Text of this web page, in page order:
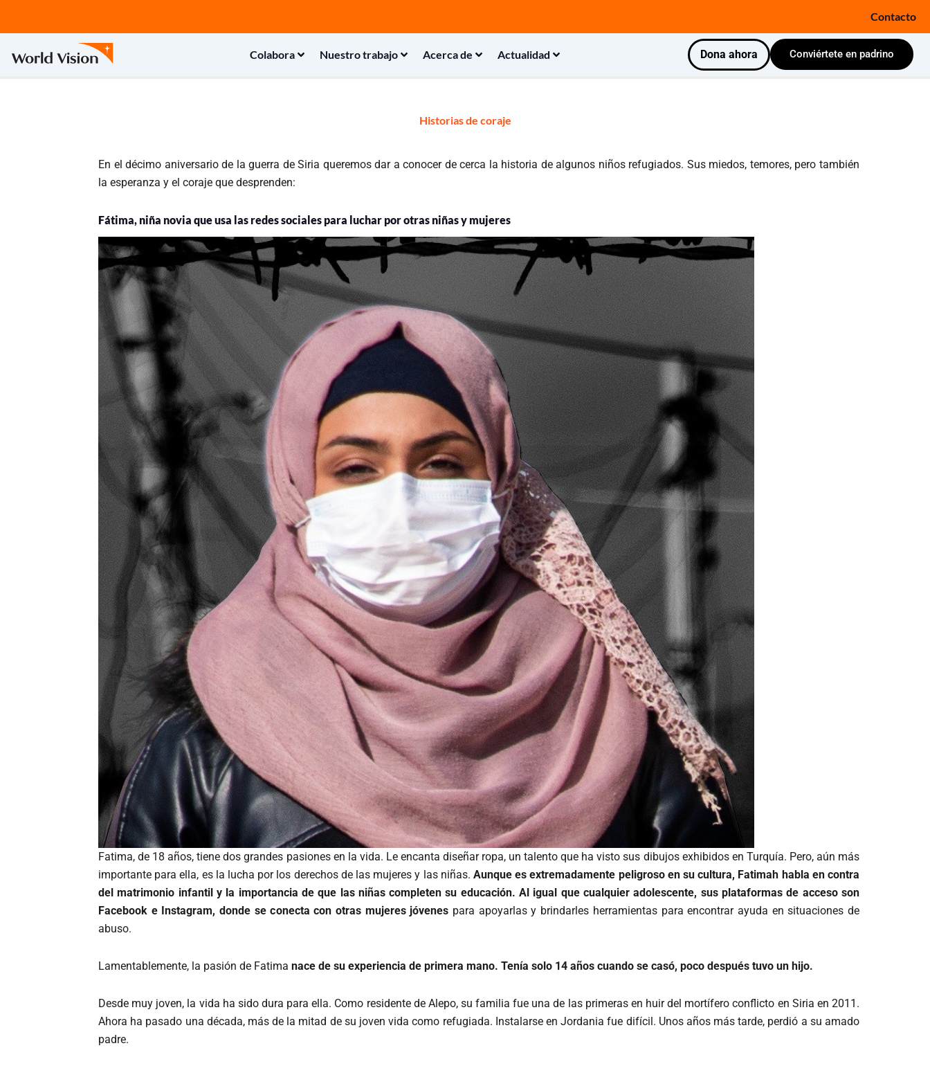
Contacto
Colabora Nuestro trabajo Acerca de Actualidad Dona ahora Conviértete en padrino
Historias de coraje
En el décimo aniversario de la guerra de Siria queremos dar a conocer de cerca la historia de algunos niños refugiados. Sus miedos, temores, pero también
la esperanza y el coraje que desprenden:
Fátima, niña novia que usa las redes sociales para luchar por otras niñas y mujeres
Fatima, de 18 años, tiene dos grandes pasiones en la vida. Le encanta diseñar ropa, un talento que ha visto sus dibujos exhibidos en Turquía. Pero, aún más
importante para ella, es la lucha por los derechos de las mujeres y las niñas. Aunque es extremadamente peligroso en su cultura, Fatimah habla en contra
del matrimonio infantil y la importancia de que las niñas completen su educación. Al igual que cualquier adolescente, sus plataformas de acceso son
Facebook e Instagram, donde se conecta con otras mujeres jóvenes para apoyarlas y brindarles herramientas para encontrar ayuda en situaciones de
abuso.
Lamentablemente, la pasión de Fatima nace de su experiencia de primera mano. Tenía solo 14 años cuando se casó, poco después tuvo un hijo.
Desde muy joven, la vida ha sido dura para ella. Como residente de Alepo, su familia fue una de las primeras en huir del mortífero conflicto en Siria en 2011.
Ahora ha pasado una década, más de la mitad de su joven vida como refugiada. Instalarse en Jordania fue difícil. Unos años más tarde, perdió a su amado
padre.